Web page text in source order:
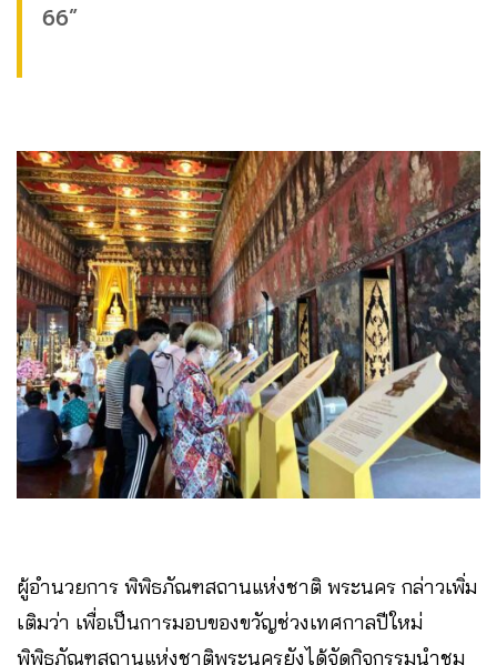
66”
ผู้อำนวยการ พิพิธภัณฑสถานแห่งชาติ พระนคร กล่าวเพิ่ม
เติมว่า เพื่อเป็นการมอบของขวัญช่วงเทศกาลปีใหม่
พิพิธภัณฑสถานแห่งชาติพระนครยังได้จัดกิจกรรมนำชม